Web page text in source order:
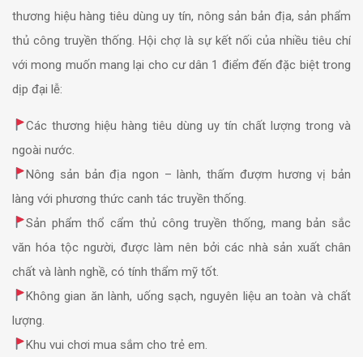
thương hiệu hàng tiêu dùng uy tín, nông sản bản địa, sản phẩm
thủ công truyền thống. Hội chợ là sự kết nối của nhiều tiêu chí
với mong muốn mang lại cho cư dân 1 điểm đến đặc biệt trong
dịp đại lễ:
Các thương hiệu hàng tiêu dùng uy tín chất lượng trong và
ngoài nước.
Nông sản bản địa ngon – lành, thấm đượm hương vị bản
làng với phương thức canh tác truyền thống.
Sản phẩm thổ cẩm thủ công truyền thống, mang bản sắc
văn hóa tộc người, được làm nên bởi các nhà sản xuất chân
chất và lành nghề, có tính thẩm mỹ tốt.
Không gian ăn lành, uống sạch, nguyên liệu an toàn và chất
lượng.
Khu vui chơi mua sắm cho trẻ em.